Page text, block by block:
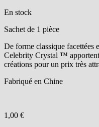
En stock
Sachet de 1 pièce
De forme classique facettées
Celebrity Crystal ™
créations pour un prix très
Fabriqué en Chine
1,00 €